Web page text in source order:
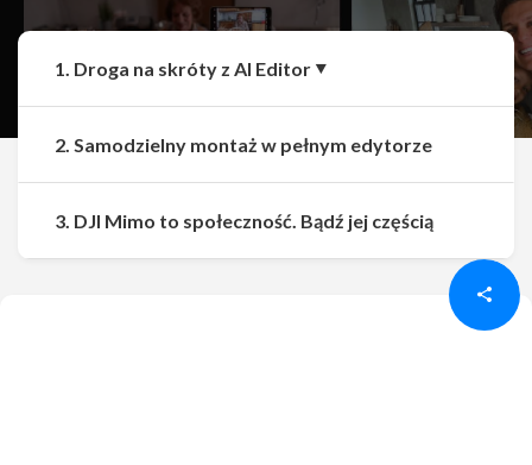
Udostępnij Udostępnij
1. Droga na skróty z AI Editor
2. Samodzielny montaż w pełnym edytorze
3. DJI Mimo to społeczność. Bądź jej częścią